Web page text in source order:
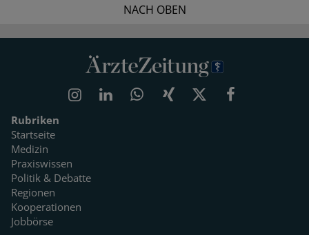
NACH OBEN
Rubriken
Startseite
Medizin
Praxiswissen
Politik & Debatte
Regionen
Kooperationen
Jobbörse